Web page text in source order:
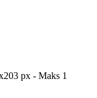
px - Maks 1